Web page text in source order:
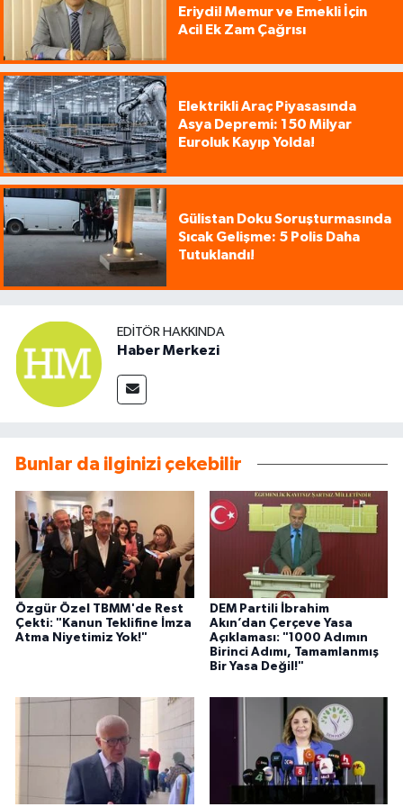
Eriydi! Memur ve Emekli İçin
Acil Ek Zam Çağrısı
Elektrikli Araç Piyasasında
Asya Depremi: 150 Milyar
Euroluk Kayıp Yolda!
Gülistan Doku Soruşturmasında
Sıcak Gelişme: 5 Polis Daha
Tutuklandı!
EDITÖR HAKKINDA
Haber Merkezi
Bunlar da ilginizi çekebilir
Özgür Özel TBMM'de Rest
Çekti: "Kanun Teklifine İmza
Atma Niyetimiz Yok!"
DEM Partili İbrahim
Akın’dan Çerçeve Yasa
Açıklaması: "1000 Adımın
Birinci Adımı, Tamamlanmış
Bir Yasa Değil!"